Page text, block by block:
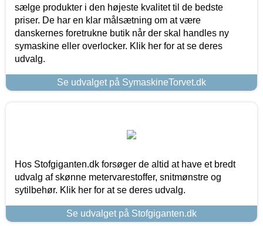
sælge produkter i den højeste kvalitet til de bedste
priser. De har en klar målsætning om at være
danskernes foretrukne butik når der skal handles ny
symaskine eller overlocker. Klik her for at se deres
udvalg.
Se udvalget på SymaskineTorvet.dk
Hos Stofgiganten.dk forsøger de altid at have et bredt
udvalg af skønne metervarestoffer, snitmønstre og
sytilbehør. Klik her for at se deres udvalg.
Se udvalget på Stofgiganten.dk